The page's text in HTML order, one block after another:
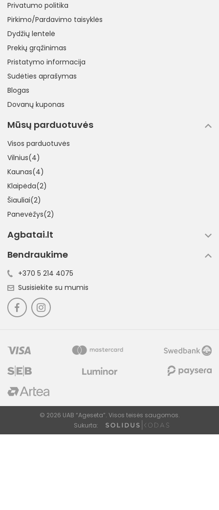
Privatumo politika
Pirkimo/Pardavimo taisyklės
Dydžių lentelė
Prekių grąžinimas
Pristatymo informacija
Sudėties aprašymas
Blogas
Dovanų kuponas
Mūsų parduotuvės
Visos parduotuvės
Vilnius(4)
Kaunas(4)
Klaipėda(2)
Šiauliai(2)
Panevėžys(2)
Agbatai.lt
Bendraukime
+370 5 214 4075
Susisiekite su mumis
© 2026 UAB “Ageseta”. Visos teisės saugomos.
Sukurta: